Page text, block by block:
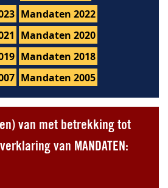
Mandaten 2022
Mandaten 2020
Mandaten 2018
Mandaten 2005
van met betrekking tot
van MANDATEN: